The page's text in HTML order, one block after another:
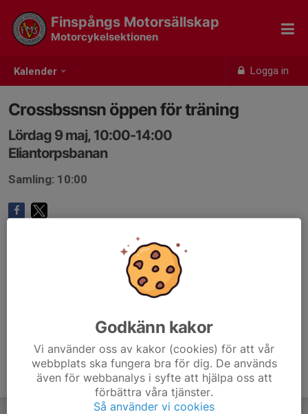
Kalender Logga in
Finspångs Motorsällskap
Motorcykelsektionen
Crossbssnsn öppen för träning
Lördag 9 maj, 10:00-14:00
Eliantorpsbanan
Samling: 10:00
Godkänn kakor
Vi använder oss av kakor (cookies) för att vår
webbplats ska fungera bra för dig. De används
även för webbanalys i syfte att hjälpa oss att
förbättra våra tjänster.
Så använder vi cookies